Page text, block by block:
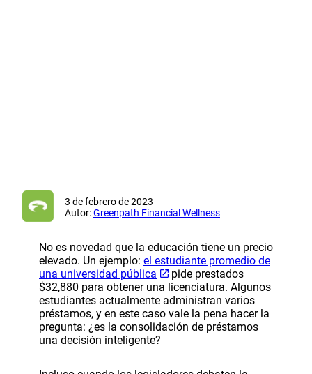
3 de febrero de 2023
Autor:Greenpath Financial Wellness
No es novedad que la educación tiene un precio
elevado. Un ejemplo: el estudiante promedio de
una universidad pública
pide prestados
$32,880 para obtener una licenciatura. Algunos
estudiantes actualmente administran varios
préstamos, y en este caso vale la pena hacer la
pregunta: ¿es la consolidación de préstamos
una decisión inteligente?